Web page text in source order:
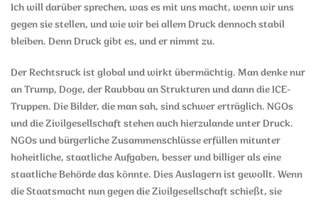
Ich will darüber sprechen, was es mit uns macht, wenn wir uns
gegen sie stellen, und wie wir bei allem Druck dennoch stabil
bleiben. Denn Druck gibt es, und er nimmt zu.
Der Rechtsruck ist global und wirkt übermächtig. Man denke nur
an Trump, Doge, der Raubbau an Strukturen und dann die ICE-
Truppen. Die Bilder, die man sah, sind schwer erträglich. NGOs
und die Zivilgesellschaft stehen auch hierzulande unter Druck.
NGOs und bürgerliche Zusammenschlüsse erfüllen mitunter
hoheitliche, staatliche Aufgaben, besser und billiger als eine
staatliche Behörde das könnte. Dies Auslagern ist gewollt. Wenn
die Staatsmacht nun gegen die Zivilgesellschaft schießt, sie